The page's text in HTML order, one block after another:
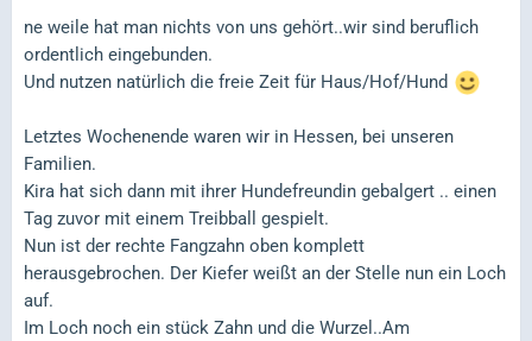
ne weile hat man nichts von uns gehört..wir sind beruflich
ordentlich eingebunden.
Und nutzen natürlich die freie Zeit für Haus/Hof/Hund
Letztes Wochenende waren wir in Hessen, bei unseren
Familien.
Kira hat sich dann mit ihrer Hundefreundin gebalgert .. einen
Tag zuvor mit einem Treibball gespielt.
Nun ist der rechte Fangzahn oben komplett
herausgebrochen. Der Kiefer weißt an der Stelle nun ein Loch
auf.
Im Loch noch ein stück Zahn und die Wurzel..Am